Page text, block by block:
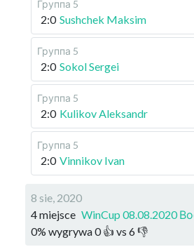
Группа 5
2:0 Sushchek Maksim
Группа 5
2:0 Sokol Sergei
Группа 5
2:0 Kulikov Aleksandr
Группа 5
2:0 Vinnikov Ivan
8 sie, 2020
4 miejsce WinCup 08.08.2020
0% wygrywa0👍 vs 6👎